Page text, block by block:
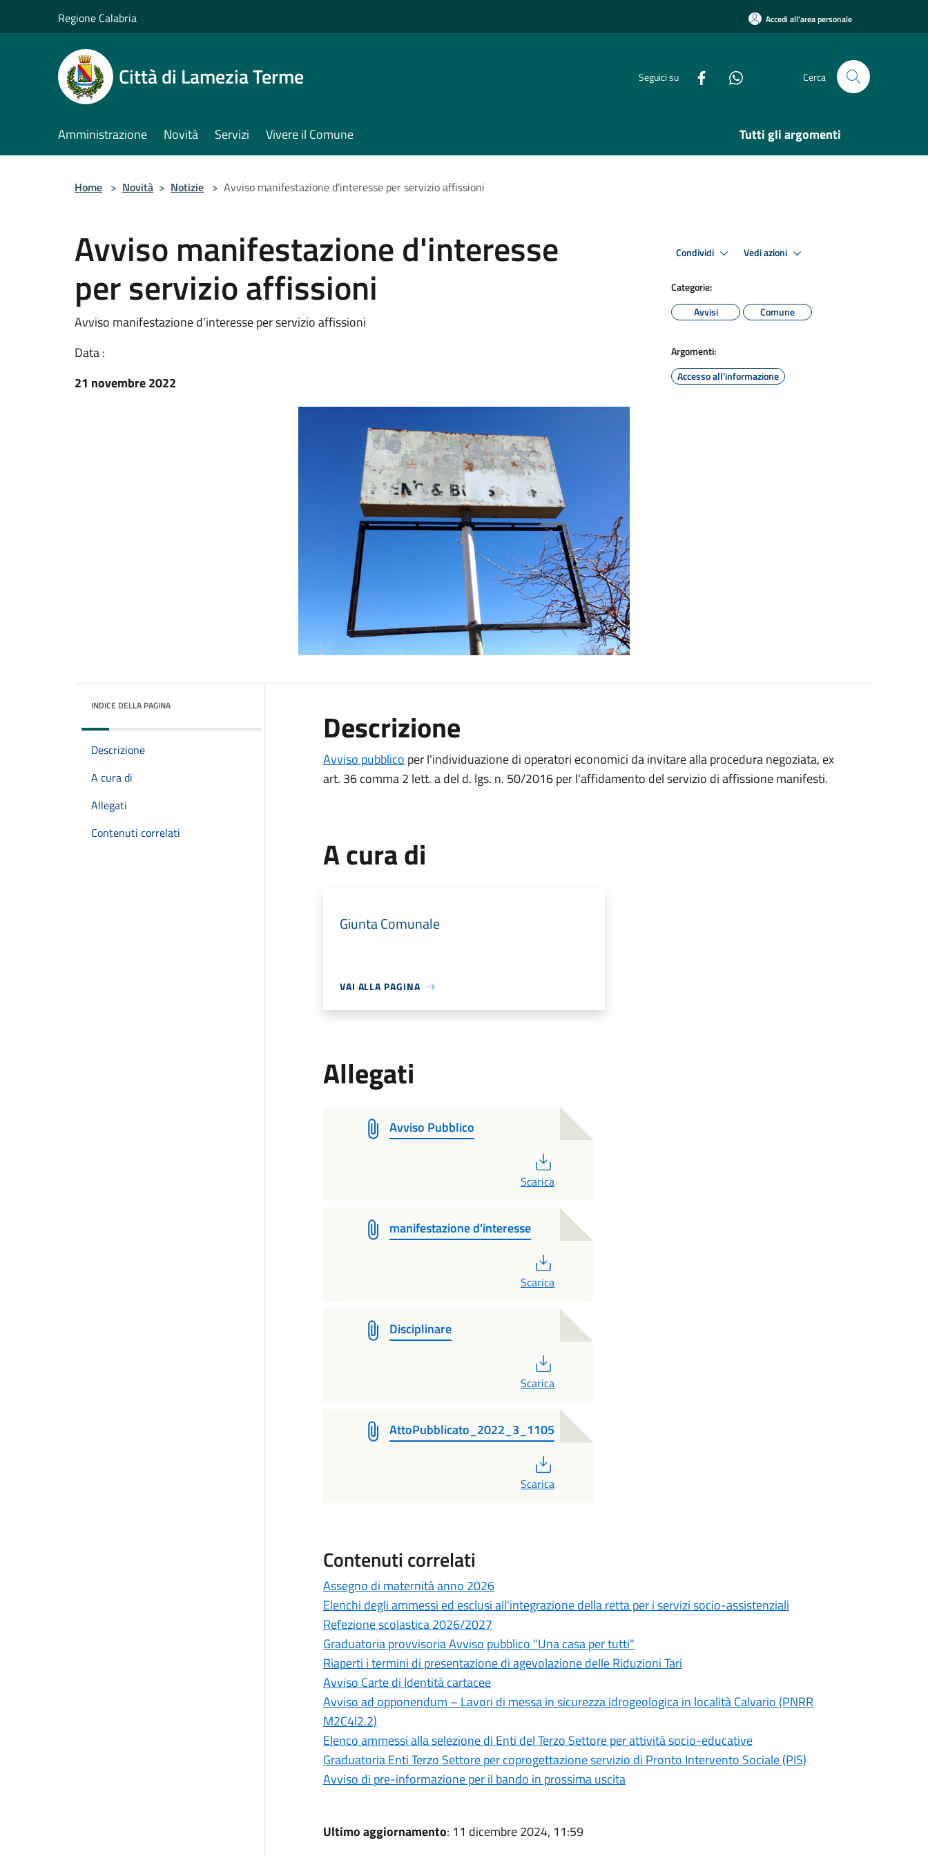
Regione Calabria Accedi all'area personale
Città di Lamezia Terme Seguici su Cerca
Amministrazione Novità Servizi Vivere il Comune Tutti gli argomenti
Home > Novità > Notizie > Avviso manifestazione d'interesse per servizio affissioni
Avviso manifestazione d'interesse
per servizio affissioni
Avviso manifestazione d'interesse per servizio affissioni
Data :
21 novembre 2022
Condividi Vedi azioni
Categorie:
Avvisi
Comune
Argomenti:
Accesso all'informazione
INDICE DELLA PAGINA
Descrizione
A cura di
Allegati
Contenuti correlati
Descrizione
Avviso pubblico per l'individuazione di operatori economici da invitare alla procedura negoziata, ex
art. 36 comma 2 lett. a del d. lgs. n. 50/2016 per l'affidamento del servizio di affissione manifesti.
A cura di
Giunta Comunale
VAI ALLA PAGINA
Allegati
Avviso Pubblico
Scarica
manifestazione d'interesse
Scarica
Disciplinare
Scarica
AttoPubblicato_2022_3_1105
Scarica
Contenuti correlati
Assegno di maternità anno 2026
Elenchi degli ammessi ed esclusi all'integrazione della retta per i servizi socio-assistenziali
Refezione scolastica 2026/2027
Graduatoria provvisoria Avviso pubblico "Una casa per tutti"
Riaperti i termini di presentazione di agevolazione delle Riduzioni Tari
Avviso Carte di Identità cartacee
Avviso ad opponendum – Lavori di messa in sicurezza idrogeologica in località Calvario (PNRR
M2C4I2.2)
Elenco ammessi alla selezione di Enti del Terzo Settore per attività socio-educative
Graduatoria Enti Terzo Settore per coprogettazione servizio di Pronto Intervento Sociale (PIS)
Avviso di pre-informazione per il bando in prossima uscita
Ultimo aggiornamento: 11 dicembre 2024, 11:59